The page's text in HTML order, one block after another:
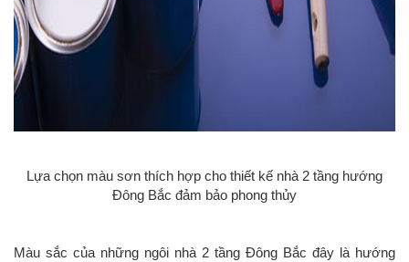
Lựa chọn màu sơn thích hợp cho thiết kế nhà 2 tầng hướng
Đông Bắc đảm bảo phong thủy
Màu sắc của những ngôi nhà 2 tầng Đông Bắc đây là hướng